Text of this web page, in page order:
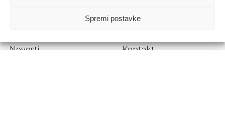
Spremi postavke
Prenošenje sadržaja dopušteno je uz navođenje izvora.
Novosti
Kontakt